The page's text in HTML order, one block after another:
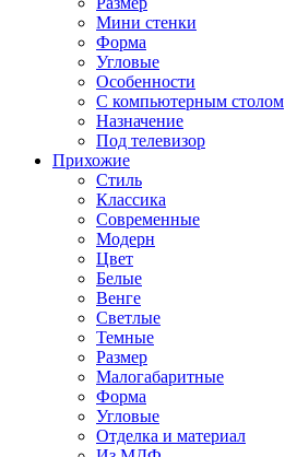
Мини стенки
Форма
Угловые
Особенности
С компьютерным столом
Назначение
Под телевизор
Прихожие
Стиль
Классика
Современные
Модерн
Цвет
Белые
Венге
Светлые
Темные
Размер
Малогабаритные
Форма
Угловые
Отделка и материал